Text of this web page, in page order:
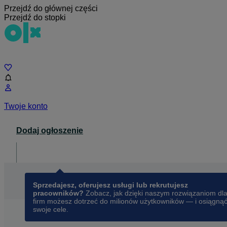
Przejdź do głównej części
Przejdź do stopki
Twoje konto
Dodaj ogłoszenie
Sprzedajesz, oferujesz usługi lub rekrutujesz
pracowników? Zobacz, jak dzięki naszym rozwiązaniom dla
firm możesz dotrzeć do milionów użytkowników — i osiągnąć
swoje cele.